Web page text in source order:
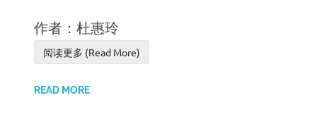
作者：杜惠玲
阅读更多 (Read More)
READ MORE